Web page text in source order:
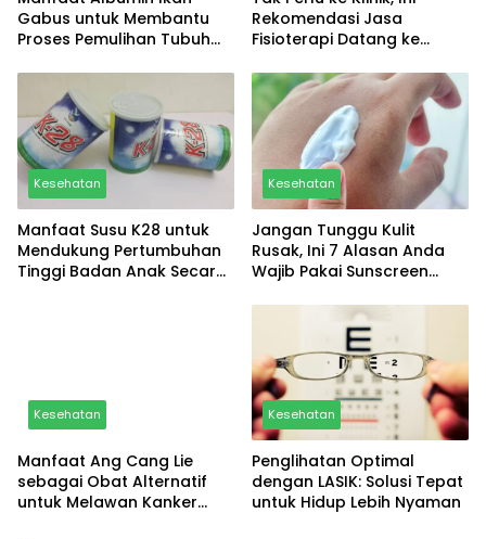
Gabus untuk Membantu
Proses Pemulihan Tubuh
Rekomendasi Jasa
Fisioterapi Datang ke
Kesehatan
Manfaat Susu K28 untuk
Mendukung Pertumbuhan
Tinggi Badan Anak Secara
Kesehatan
Jangan Tunggu Kulit
Rusak, Ini 7 Alasan Anda
Wajib Pakai Sunscreen
Kesehatan
Manfaat Ang Cang Lie
sebagai Obat Alternatif
untuk Melawan Kanker
Kesehatan
Penglihatan Optimal
dengan LASIK: Solusi Tepat
untuk Hidup Lebih Nyaman